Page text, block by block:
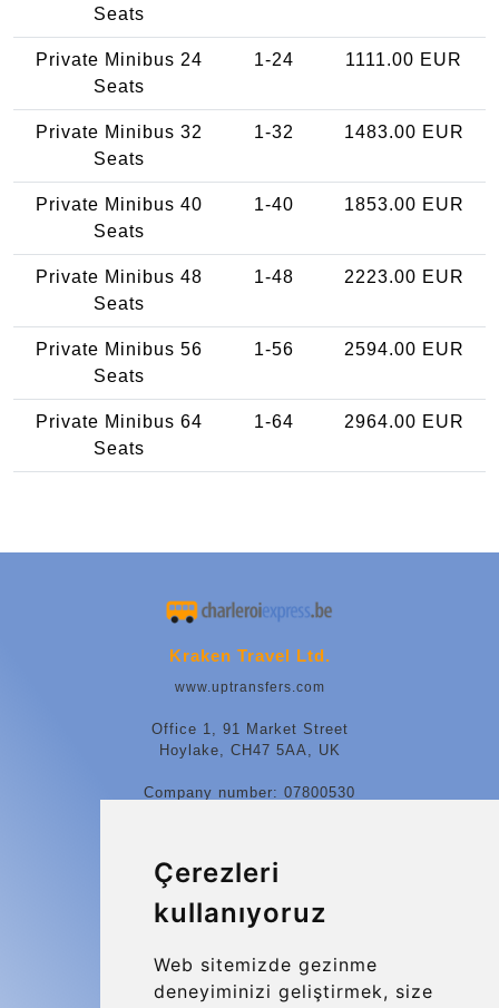
Çerezleri
kullanıyoruz
Web sitemizde gezinme
deneyiminizi geliştirmek, size
Seats
Private Minibus 24
Seats
1-24 1111.00 EUR
Private Minibus 32
Seats
1-32 1483.00 EUR
Private Minibus 40
Seats
1-40 1853.00 EUR
Private Minibus 48
Seats
1-48 2223.00 EUR
Private Minibus 56
Seats
1-56 2594.00 EUR
Private Minibus 64
Seats
1-64 2964.00 EUR
Kraken Travel Ltd.
www.uptransfers.com
Office 1, 91 Market Street
Hoylake, CH47 5AA, UK
Company number: 07800530
More
Blog